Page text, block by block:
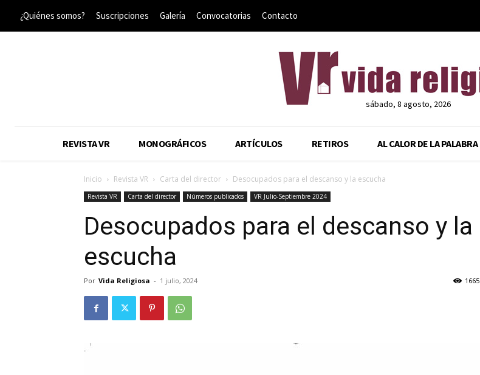
¿Quiénes somos? Suscripciones Galería Convocatorias Contacto
sábado, 8 agosto, 2026
REVISTA VR MONOGRÁFICOS ARTÍCULOS RETIROS AL CALOR DE LA PALABRA
Inicio Revista VR Carta del director Desocupados para el descanso y la escucha
Revista VR Carta del director Números publicados VR Julio-Septiembre 2024
Desocupados para el descanso y la
escucha
Por Vida Religiosa - 1 julio, 2024 1665